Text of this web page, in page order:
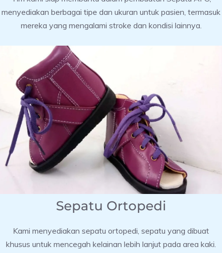
menyediakan berbagai tipe dan ukuran untuk pasien, termasuk
mereka yang mengalami stroke dan kondisi lainnya.
Sepatu Ortopedi
Kami menyediakan sepatu ortopedi, sepatu yang dibuat
khusus untuk mencegah kelainan lebih lanjut pada area kaki.